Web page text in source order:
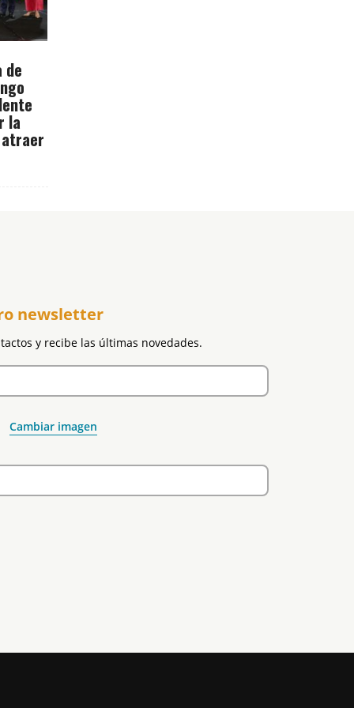
de
la
newsletter
y recibe las últimas novedades.
Cambiar imagen